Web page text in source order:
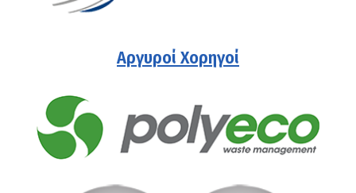
Αργυροί Χορηγοί